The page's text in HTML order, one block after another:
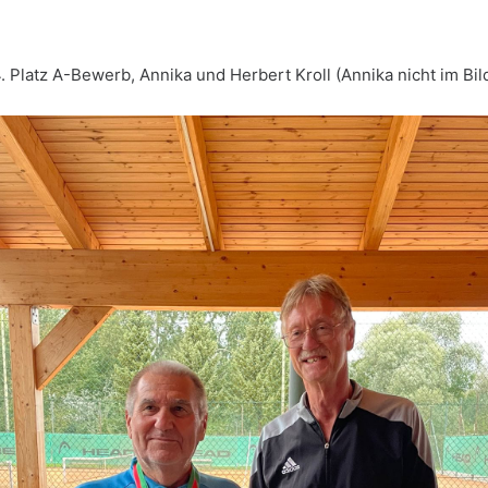
Platz A-Bewerb, Annika und Herbert Kroll (Annika nicht im